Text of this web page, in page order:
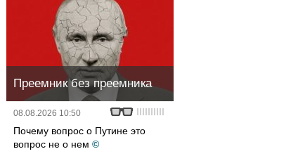
Преемник без преемника
08.08.2026 10:50
Почему вопрос о Путине это
вопрос не о нем ©